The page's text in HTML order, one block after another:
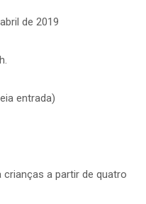
de 2019
entrada)
crianças a partir de quatro